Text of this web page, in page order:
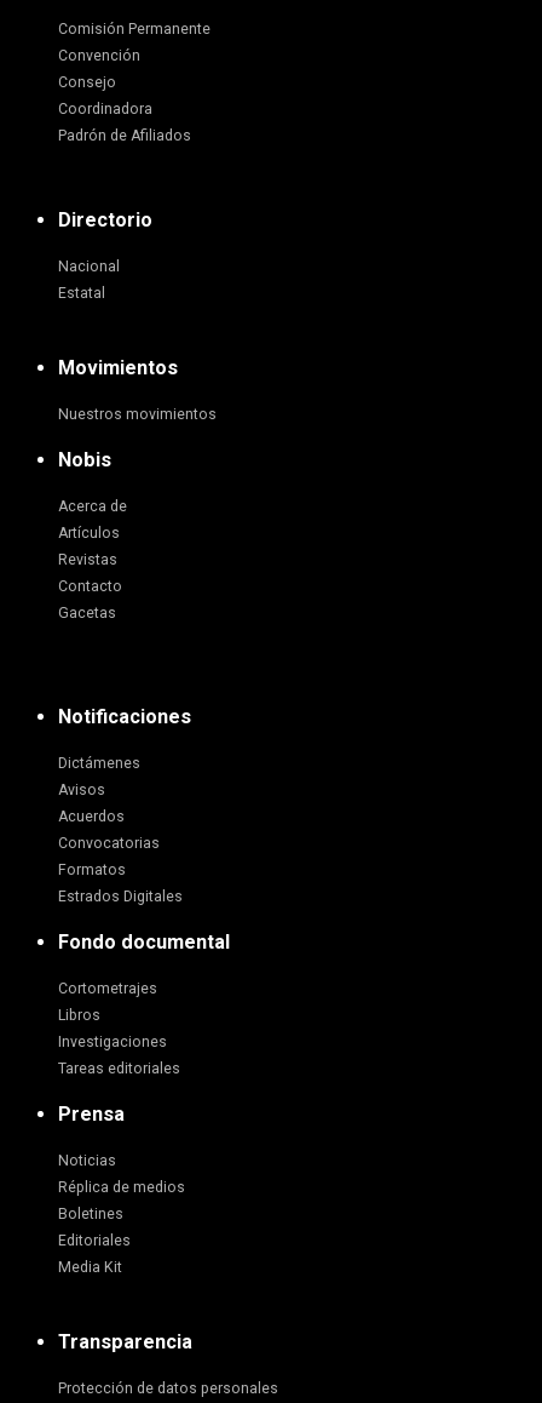
Comisión Permanente
Convención
Consejo
Coordinadora
Padrón de Afiliados
Directorio
Nacional
Estatal
Movimientos
Nuestros movimientos
Nobis
Acerca de
Artículos
Revistas
Contacto
Gacetas
Notificaciones
Dictámenes
Avisos
Acuerdos
Convocatorias
Formatos
Estrados Digitales
Fondo documental
Cortometrajes
Libros
Investigaciones
Tareas editoriales
Prensa
Noticias
Réplica de medios
Boletines
Editoriales
Media Kit
Transparencia
Protección de datos personales